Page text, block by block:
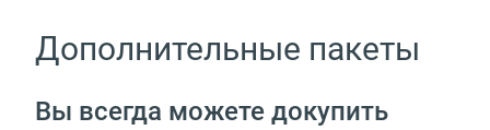
Дополнительные пакеты
Вы всегда можете докупить